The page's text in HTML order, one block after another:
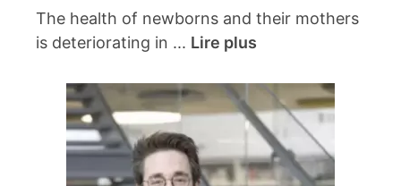
The health of newborns and their mothers
is deteriorating in ... Lire plus